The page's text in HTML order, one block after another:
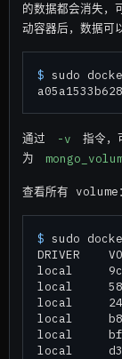
的数据都会消失
动容器后，数据可
$ sudo
通过 -v
指令
为
查看所有 volume：
$ sudo
DRIVER
local
local
local
local
local
local